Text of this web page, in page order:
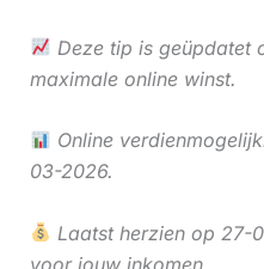
Deze tip is geüpdatet
maximale online winst.
Online
03-2026.
Laatst herzien op 27-
voor jouw inkomen.